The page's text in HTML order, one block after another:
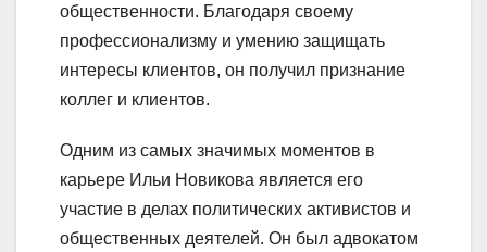
общественности. Благодаря своему
профессионализму и умению защищать
интересы клиентов, он получил признание
коллег и клиентов.
Одним из самых значимых моментов в
карьере Ильи Новикова является его
участие в делах политических активистов и
общественных деятелей. Он был адвокатом